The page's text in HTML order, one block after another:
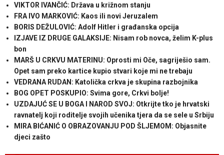
VIKTOR IVANČIĆ: Država u križnom stanju
FRA IVO MARKOVIĆ: Kaos ili novi Jeruzalem
BORIS DEŽULOVIĆ: Adolf Hitler i građanska opcija
IZJAVE IZ DRUGE GALAKSIJE: Nisam rob novca, želim K-plus
bon
MARŠ U CRKVU MATERINU: Oprosti mi Oče, sagriješio sam.
Opet sam preko kartice kupio stvari koje mi ne trebaju
VEDRANA RUDAN: Katolička crkva je skupina razbojnika
BOG OPET POSKUPIO: Svima gore, Crkvi bolje!
UZDAJUĆ SE U BOGA I NAROD SVOJ: Otkrijte tko je hrvatski
ravnatelj koji roditelje svojih učenika tjera da se sele u Srbiju
MIRA BIĆANIĆ O OBRAZOVANJU POD ŠLJEMOM: Objasnite
djeci zašto